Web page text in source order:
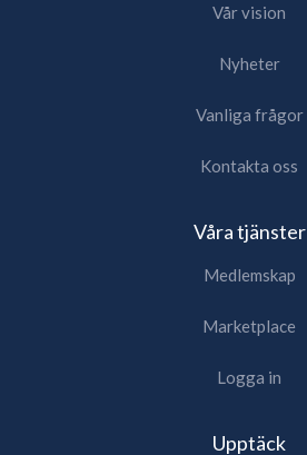
Vår vision
Nyheter
Vanliga frågor
Kontakta oss
Våra tjänster
Medlemskap
Marketplace
Logga in
Upptäck